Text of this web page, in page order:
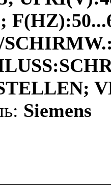
Siemens